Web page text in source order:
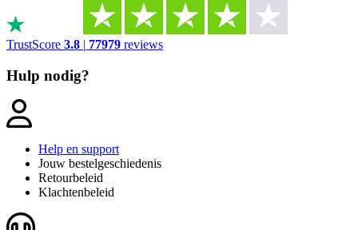
TrustScore 3.8 | 77979 reviews
Hulp nodig?
Help en support
Jouw bestelgeschiedenis
Retourbeleid
Klachtenbeleid